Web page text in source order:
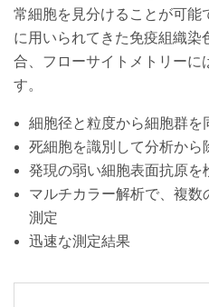
常細胞を見分けることが可能
に用いられてきた免疫組織染
合、フローサイトメトリーに
す。
細胞径と粒度から細胞群を
死細胞を識別して分析から
発現の弱い細胞表面抗原を
マルチカラー解析で、複数
測定
迅速な測定結果